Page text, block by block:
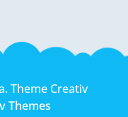
Theme Creativ
Themes